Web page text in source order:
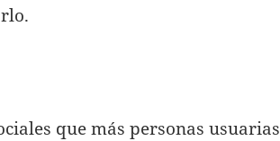
que más personas usuarias